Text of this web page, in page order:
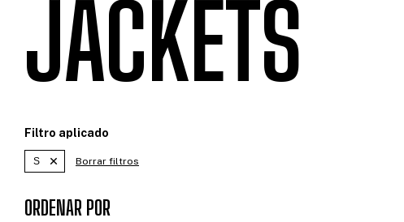
JACKETS
Filtro aplicado
S Borrar filtros
ORDENAR POR